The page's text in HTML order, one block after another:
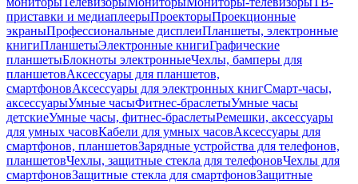
приставки и медиаплеерыПроекторыПроекционные
экраныПрофессиональные дисплеиПланшеты, электронные
книгиПланшетыЭлектронные книгиГрафические
планшетыБлокноты электронныеЧехлы, бамперы для
планшетовАксессуары для планшетов,
смартфоновАксессуары для электронных книгСмарт-часы,
аксессуарыУмные часыФитнес-браслетыУмные часы
детскиеУмные часы, фитнес-браслетыРемешки, аксессуары
для умных часовКабели для умных часовАксессуары для
смартфонов, планшетовЗарядные устройства для телефонов,
планшетовЧехлы, защитные стекла для телефоновЧехлы для
смартфоновЗащитные стекла для смартфоновЗащитные